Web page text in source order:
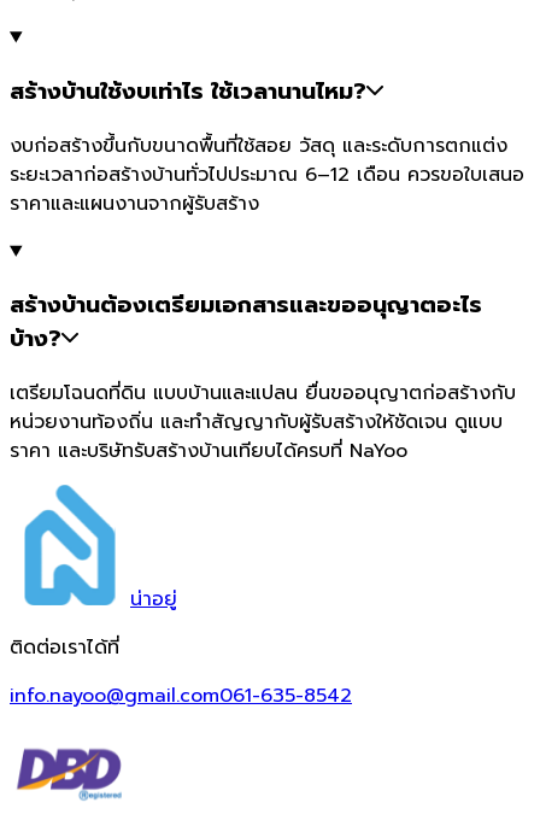
สร้างบ้านใช้งบเท่าไร ใช้เวลานานไหม?
งบก่อสร้างขึ้นกับขนาดพื้นที่ใช้สอย วัสดุ และระดับการตกแต่ง
ระยะเวลาก่อสร้างบ้านทั่วไปประมาณ 6–12 เดือน ควรขอใบเสนอ
ราคาและแผนงานจากผู้รับสร้าง
สร้างบ้านต้องเตรียมเอกสารและขออนุญาตอะไร
บ้าง?
เตรียมโฉนดที่ดิน แบบบ้านและแปลน ยื่นขออนุญาตก่อสร้างกับ
หน่วยงานท้องถิ่น และทำสัญญากับผู้รับสร้างให้ชัดเจน ดูแบบ
ราคา และบริษัทรับสร้างบ้านเทียบได้ครบที่ NaYoo
น่าอยู่
ติดต่อเราได้ที่
info.nayoo@gmail.com061-635-8542